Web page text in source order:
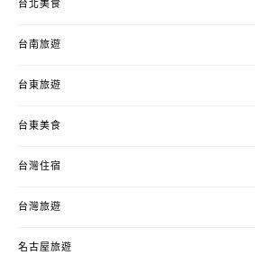
台北美食
台南旅遊
台東旅遊
台東美食
台灣住宿
台灣旅遊
名古屋旅遊